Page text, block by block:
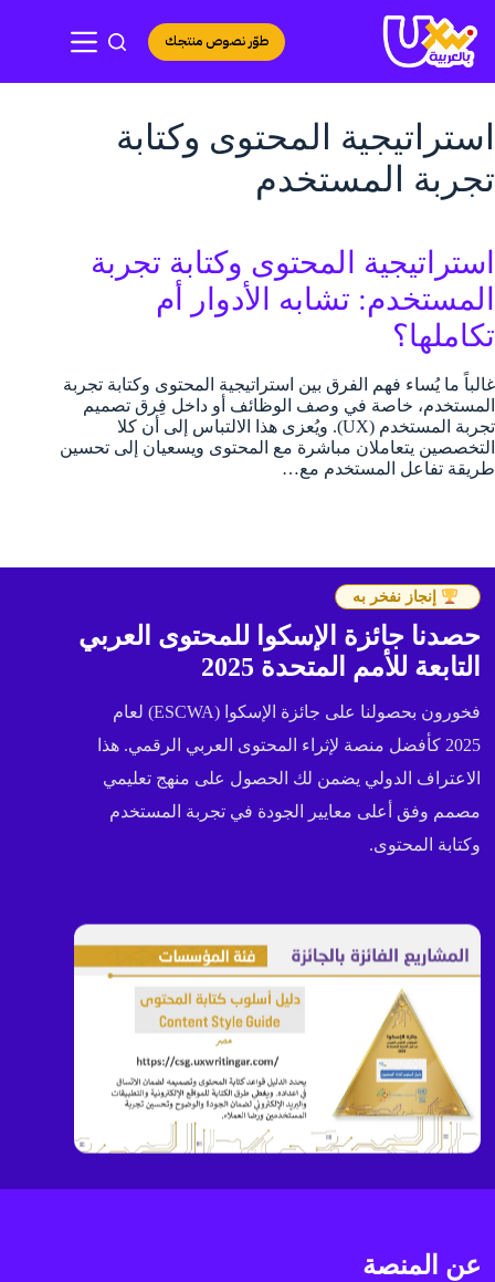
إلى
المحتوى
طوّر نصوص منتجك
استراتيجية المحتوى وكتابة
تجربة المستخدم
استراتيجية المحتوى وكتابة تجربة
المستخدم: تشابه الأدوار أم
تكاملها؟
غالباً ما يُساء فهم الفرق بين استراتيجية المحتوى وكتابة تجربة
المستخدم، خاصة في وصف الوظائف أو داخل فِرق تصميم
تجربة المستخدم (UX). ويُعزى هذا الالتباس إلى أن كلا
التخصصين يتعاملان مباشرة مع المحتوى ويسعيان إلى تحسين
طريقة تفاعل المستخدم مع…
إنجاز نفخر به
حصدنا جائزة الإسكوا للمحتوى العربي
التابعة للأمم المتحدة 2025
فخورون بحصولنا على جائزة الإسكوا (ESCWA) لعام
2025 كأفضل منصة لإثراء المحتوى العربي الرقمي. هذا
الاعتراف الدولي يضمن لك الحصول على منهج تعليمي
مصمم وفق أعلى معايير الجودة في تجربة المستخدم
وكتابة المحتوى.
عن المنصة